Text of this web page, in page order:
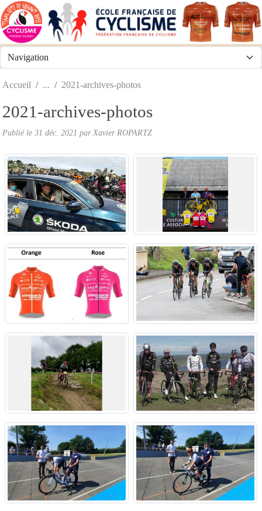
Accueil 2021-archives-photos
2021-archives-photos
Publié le 31 déc. 2021 par Xavier ROPARTZ
Panneau de gestion des cookies